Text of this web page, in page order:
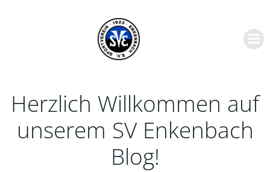
springen
Herzlich Willkommen auf
unserem SV Enkenbach
Blog!